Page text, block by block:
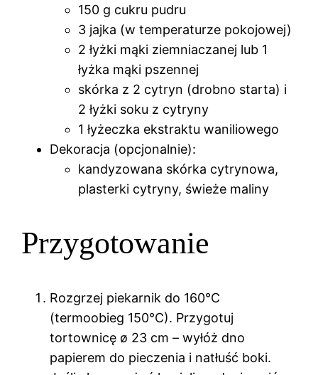
150 g cukru pudru
3 jajka (w temperaturze pokojowej)
2 łyżki mąki ziemniaczanej lub 1
łyżka mąki pszennej
skórka z 2 cytryn (drobno starta) i
2 łyżki soku z cytryny
1 łyżeczka ekstraktu waniliowego
Dekoracja (opcjonalnie):
kandyzowana skórka cytrynowa,
plasterki cytryny, świeże maliny
Przygotowanie
Rozgrzej piekarnik do 160°C
(termoobieg 150°C). Przygotuj
tortownicę ø 23 cm – wyłóż dno
papierem do pieczenia i natłuść boki.